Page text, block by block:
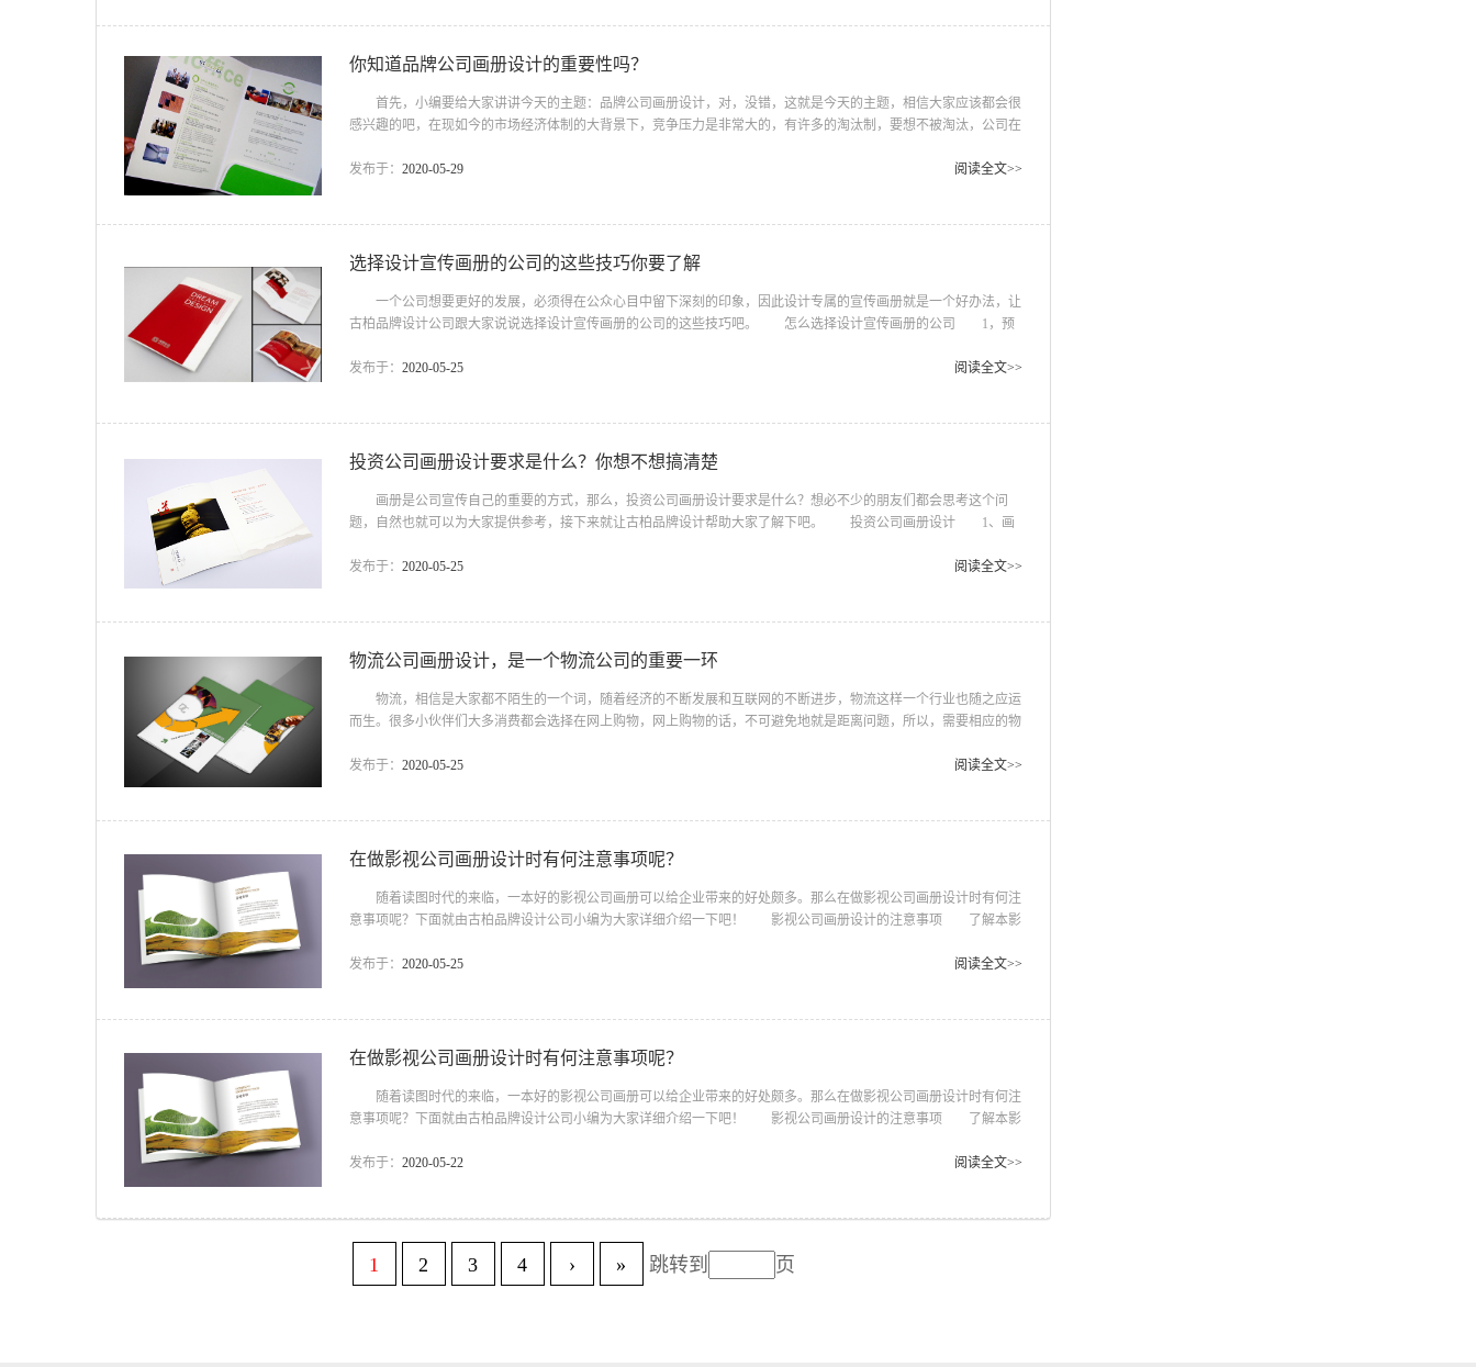
你知道品牌公司画册设计的重要性吗？
首先，小编要给大家讲讲今天的主题：品牌公司画册设计，对，没错，这就是今天的主题，相信大家应该都会很
感兴趣的吧，在现如今的市场经济体制的大背景下，竞争压力是非常大的，有许多的淘汰制，要想不被淘汰，公司在
册设计如何进行?这期间，会有无数多的问题，那么该如何企业处理呢?下面由小编给大家说说吧。 在去打造品牌
发布于： 2020-05-29 阅读全文>>
选择设计宣传画册的公司的这些技巧你要了解
一个公司想要更好的发展，必须得在公众心目中留下深刻的印象，因此设计专属的宣传画册就是一个好办法，让
古柏品牌设计公司跟大家说说选择设计宣传画册的公司的这些技巧吧。 怎么选择设计宣传画册的公司 1，预
在众多画册设计公司，你可能花了很长的时间在挑选，却浪费很多你的富贵时间和精力。 2，设计风格，对于选
发布于： 2020-05-25 阅读全文>>
投资公司画册设计要求是什么？你想不想搞清楚
画册是公司宣传自己的重要的方式，那么，投资公司画册设计要求是什么？想必不少的朋友们都会思考这个问
题，自然也就可以为大家提供参考，接下来就让古柏品牌设计帮助大家了解下吧。 投资公司画册设计 1、画
视觉关系使达到企业品牌和产品广而告之的目的。 2、画册设计的分类 画册的分类很多，按分类的粗细不
发布于： 2020-05-25 阅读全文>>
物流公司画册设计，是一个物流公司的重要一环
物流，相信是大家都不陌生的一个词，随着经济的不断发展和互联网的不断进步，物流这样一个行业也随之应运
而生。很多小伙伴们大多消费都会选择在网上购物，网上购物的话，不可避免地就是距离问题，所以，需要相应的物
LOGO。物流的名片如何设计才能达到最大的宣传效果?这正是小编今天要给大家带来的话题：物流公司画册设
发布于： 2020-05-25 阅读全文>>
在做影视公司画册设计时有何注意事项呢？
随着读图时代的来临，一本好的影视公司画册可以给企业带来的好处颇多。那么在做影视公司画册设计时有何注
意事项呢？下面就由古柏品牌设计公司小编为大家详细介绍一下吧！ 影视公司画册设计的注意事项 了解本影
对象，分析面向对象对宣传册设计源内容定位;宣传册封面设计要注意直观反映出产品品牌和面对对象的关系，简介
发布于： 2020-05-25 阅读全文>>
在做影视公司画册设计时有何注意事项呢？
随着读图时代的来临，一本好的影视公司画册可以给企业带来的好处颇多。那么在做影视公司画册设计时有何注
意事项呢？下面就由古柏品牌设计公司小编为大家详细介绍一下吧！ 影视公司画册设计的注意事项 了解本影
对象，分析面向对象对宣传册设计源内容定位;宣传册封面设计要注意直观反映出产品品牌和面对对象的关系，简介
发布于： 2020-05-22 阅读全文>>
1 2 3 4 › » 跳转到 页